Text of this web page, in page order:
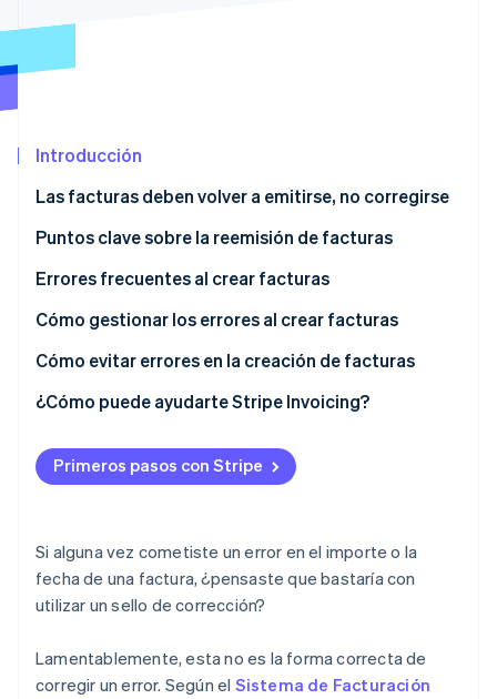
Introducción
Las facturas deben volver a emitirse, no corregirse
Puntos clave sobre la reemisión de facturas
Distingue números de facturas
Confirma la fecha de emisión
No olvides informar a tu socio comercial
Errores frecuentes al crear facturas
Errores al calcular el importe de la factura o tasa
incorrecta
Errores con nombres o direcciones
Cómo gestionar los errores al crear facturas
Verifica la naturaleza del error
Vuelve a emitir la factura
Ponte en contacto con el socio comercial y envía la
factura reemitida
Cómo evitar errores en la creación de facturas
Usa un software de facturación que sea compatible
Crea una lista de verificación
¿Cómo puede ayudarte Stripe Invoicing?
Primeros pasos con Stripe
Si alguna vez cometiste un error en el importe o la
fecha de una factura, ¿pensaste que bastaría con
utilizar un sello de corrección?
Lamentablemente, esta no es la forma correcta de
corregir un error. Según el Sistema de Facturación